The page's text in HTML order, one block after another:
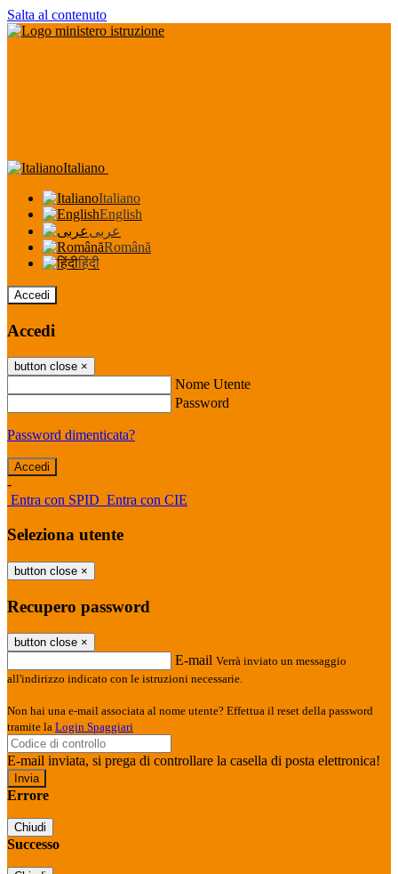
Salta al contenuto
Italiano
Italiano
English
عربى
Română
हिंदी
Accedi
Accedi
button close ×
Nome Utente
Password
Password dimenticata?
-
Entra con SPID Entra con CIE
Seleziona utente
button close ×
Recupero password
button close ×
E-mail Verrà inviato un messaggio
all'indirizzo indicato con le istruzioni necessarie.
Non hai una e-mail associata al nome utente? Effettua il reset della password
tramite la Login Spaggiari
E-mail inviata, si prega di controllare la casella di posta elettronica!
Errore
Chiudi
Successo